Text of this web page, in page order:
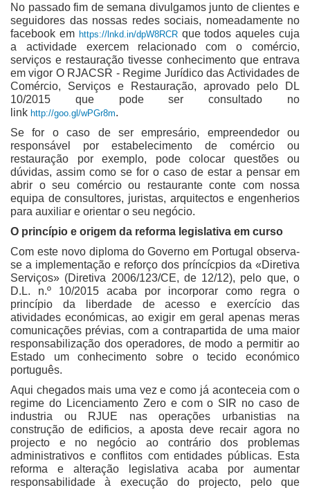
No passado fim de semana divulgamos junto de clientes e
seguidores das nossas redes sociais, nomeadamente no
facebook em https://lnkd.in/dpW8RCRque todos aqueles cuja
a actividade exercem relacionado com o comércio,
serviços e restauração tivesse conhecimento que entrava
em vigor O RJACSR - Regime Jurídico das Actividades de
Comércio, Serviços e Restauração, aprovado pelo DL
10/2015 que pode ser consultado no
link http://goo.gl/wPGr8m.
Se for o caso de ser empresário, empreendedor ou
responsável por estabelecimento de comércio ou
restauração por exemplo, pode colocar questões ou
dúvidas, assim como se for o caso de estar a pensar em
abrir o seu comércio ou restaurante conte com nossa
equipa de consultores, juristas, arquitectos e engenherios
para auxiliar e orientar o seu negócio.
O princípio e origem da reforma legislativa em curso
Com este novo diploma do Governo em Portugal observa-
se a implementação e reforço dos príncícpios da «Diretiva
Serviços» (Diretiva 2006/123/CE, de 12/12), pelo que, o
D.L. n.º 10/2015 acaba por incorporar como regra o
princípio da liberdade de acesso e exercício das
atividades económicas, ao exigir em geral apenas meras
comunicações prévias, com a contrapartida de uma maior
responsabilização dos operadores, de modo a permitir ao
Estado um conhecimento sobre o tecido económico
português.
Aqui chegados mais uma vez e como já aconteceia com o
regime do Licenciamento Zero e com o SIR no caso de
industria ou RJUE nas operações urbanistias na
construção de edificios, a aposta deve recair agora no
projecto e no negócio ao contrário dos problemas
administrativos e conflitos com entidades públicas. Esta
reforma e alteração legislativa acaba por aumentar
responsabilidade à execução do projecto, pelo que